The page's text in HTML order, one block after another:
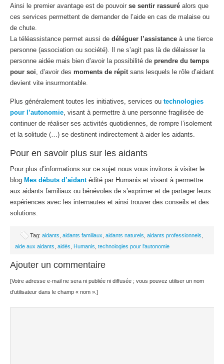
Ainsi le premier avantage est de pouvoir se sentir rassuré alors que
ces services permettent de demander de l’aide en cas de malaise ou
de chute.
La téléassistance permet aussi de déléguer l’assistance à une tierce
personne (association ou société). Il ne s’agit pas là de délaisser la
personne aidée mais bien d’avoir la possibilité de prendre du temps
pour soi, d’avoir des moments de répit sans lesquels le rôle d’aidant
devient vite insurmontable.
Plus généralement toutes les initiatives, services ou technologies
pour l’autonomie, visant à permettre à une personne fragilisée de
continuer de réaliser ses activités quotidiennes, de rompre l’isolement
et la solitude (…) se destinent indirectement à aider les aidants.
Pour en savoir plus sur les aidants
Pour plus d’informations sur ce sujet nous vous invitons à visiter le
blog Mes débuts d’aidant édité par Humanis et visant à permettre
aux aidants familiaux ou bénévoles de s’exprimer et de partager leurs
expériences avec les internautes et ainsi trouver des conseils et des
solutions.
Tag: aidants aidants familiaux aidants naturels aidants professionnels
aide aux aidants aidés Humanis technologies pour l'autonomie
Ajouter un commentaire
[Votre adresse e-mail ne sera ni publiée ni diffusée ; vous pouvez utiliser un nom
d’utilisateur dans le champ « nom ».]